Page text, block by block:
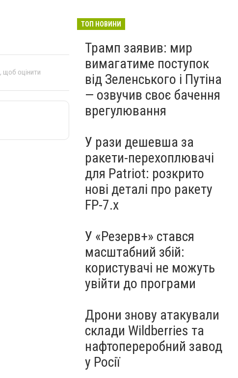
, щоб оцінити
ТОП НОВИНИ
Трамп заявив: мир
вимагатиме поступок
від Зеленського і Путіна
— озвучив своє бачення
врегулювання
У рази дешевша за
ракети-перехоплювачі
для Patriot: розкрито
нові деталі про ракету
FP-7.x
У «Резерв+» стався
масштабний збій:
користувачі не можуть
увійти до програми
Дрони знову атакували
склади Wildberries та
нафтопереробний завод
у Росії